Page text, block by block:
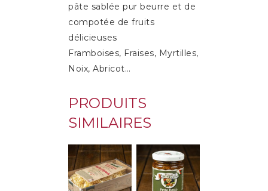
pâte sablée pur beurre et de
compotée de fruits
délicieuses
Framboises, Fraises, Myrtilles,
Noix, Abricot…
PRODUITS
SIMILAIRES